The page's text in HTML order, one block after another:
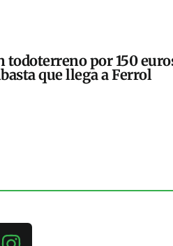
todoterreno por 150
que llega a Ferrol